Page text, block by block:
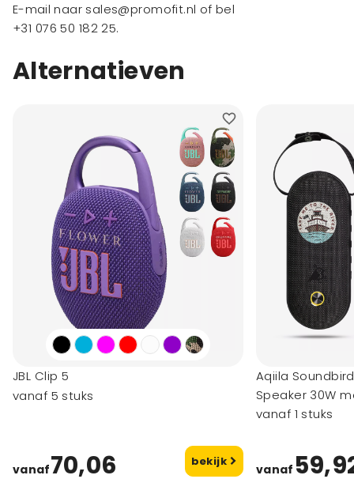
E-mail naar sales@promofit.nl of bel
+31 076 50 182 25.
Alternatieven
JBL Clip 5
vanaf 5 stuks
vanaf70,06 bekijk
Aqiila
Speaker 30W
vanaf 1 stuks
vanaf